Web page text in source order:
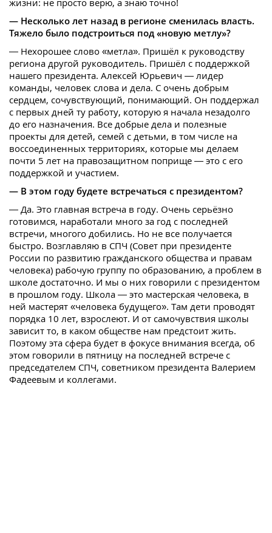
жизни: не просто верю, а знаю точно!
— Несколько лет назад в регионе сменилась власть.
Тяжело было подстроиться под «новую метлу»?
— Нехорошее слово «метла». Пришёл к руководству
региона другой руководитель. Пришёл с поддержкой
нашего президента. Алексей Юрьевич — лидер
команды, человек слова и дела. С очень добрым
сердцем, сочувствующий, понимающий. Он поддержал
с первых дней ту работу, которую я начала незадолго
до его назначения. Все добрые дела и полезные
проекты для детей, семей с детьми, в том числе на
воссоединенных территориях, которые мы делаем
почти 5 лет на правозащитном поприще — это с его
поддержкой и участием.
— В этом году будете встречаться с президентом?
— Да. Это главная встреча в году. Очень серьёзно
готовимся, наработали много за год с последней
встречи, многого добились. Но не все получается
быстро. Возглавляю в СПЧ (Совет при президенте
России по развитию гражданского общества и правам
человека) рабочую группу по образованию, а проблем в
школе достаточно. И мы о них говорили с президентом
в прошлом году. Школа — это мастерская человека, в
ней мастерят «человека будущего». Там дети проводят
порядка 10 лет, взрослеют. И от самочувствия школы
зависит то, в каком обществе нам предстоит жить.
Поэтому эта сфера будет в фокусе внимания всегда, об
этом говорили в пятницу на последней встрече с
председателем СПЧ, советником президента Валерием
Фадеевым и коллегами.